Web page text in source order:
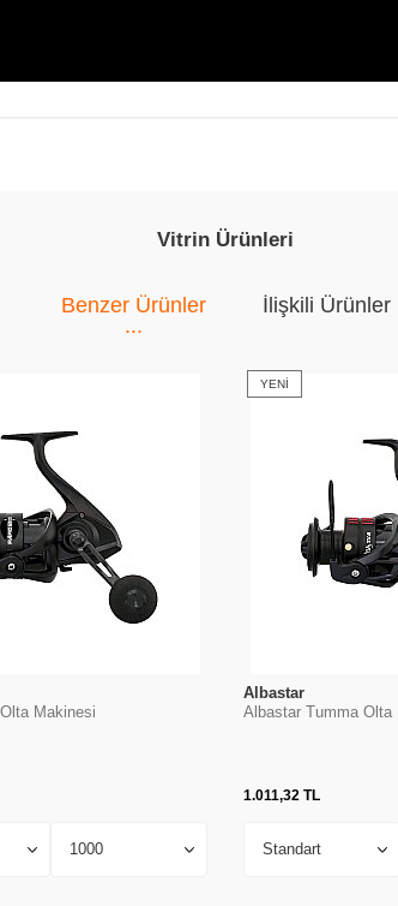
Vitrin Ürünleri
Benzer Ürünler İlişkili Ürünler
Makinesi
YENI
Albastar
Albastar Tumma Olta
1.011,32 TL